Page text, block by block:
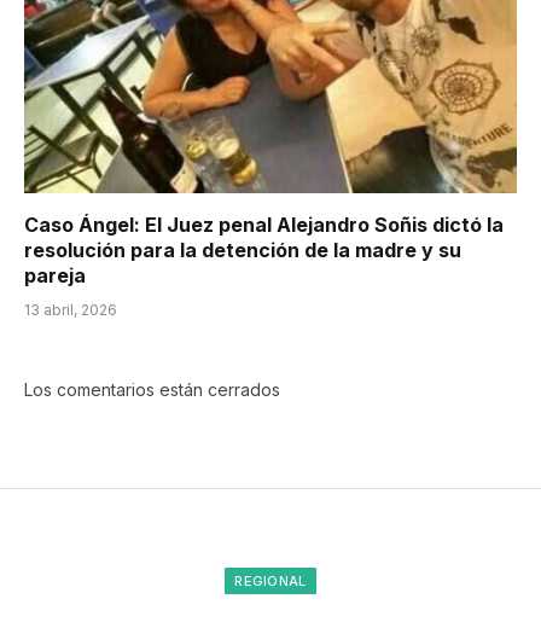
Caso Ángel: El Juez penal Alejandro Soñis dictó la
resolución para la detención de la madre y su
pareja
13 abril, 2026
Los comentarios están cerrados
REGIONAL